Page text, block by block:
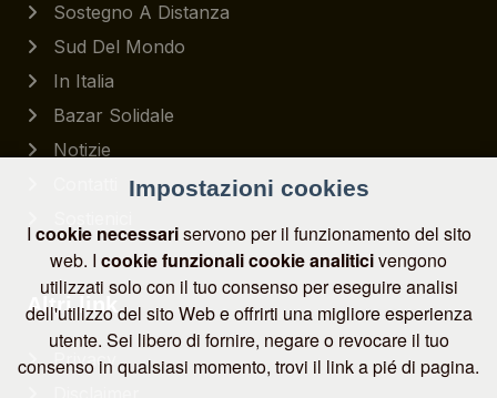
Sostegno A Distanza
Sud Del Mondo
In Italia
Bazar Solidale
Notizie
Altri link
Privacy
Impostazioni cookies
Icookie necessariservono per il funzionamento del sito
web. I cookie funzionalicookie analiticivengono
utilizzati solo con il tuo consenso per eseguire analisi
dell'utilizzo del sito Web e offrirti una migliore esperienza
utente. Sei libero di fornire, negare o revocare il tuo
consenso in qualsiasi momento, trovi il link a pié di pagina.